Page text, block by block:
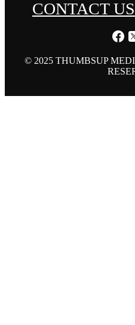
CONTACT US
© 2025 THUMBSUP